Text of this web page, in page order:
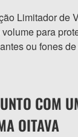
Limitador de
para
ou fones
COM
OITAVA